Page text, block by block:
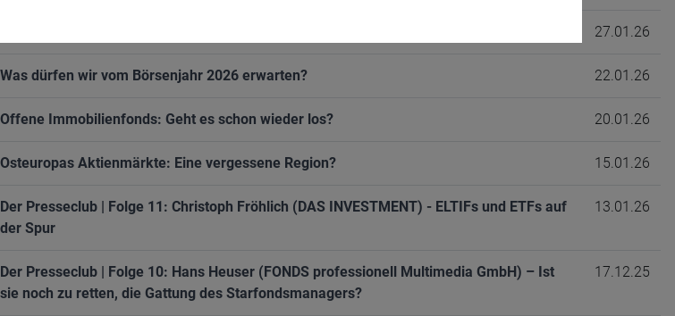
27.01.26
Was dürfen wir vom Börsenjahr 2026 erwarten? 22.01.26
Offene Immobilienfonds: Geht es schon wieder los? 20.01.26
Osteuropas Aktienmärkte: Eine vergessene Region? 15.01.26
Der Presseclub | Folge 11: Christoph Fröhlich (DAS INVESTMENT) - ELTIFs und ETFs auf
der Spur
13.01.26
Der Presseclub | Folge 10: Hans Heuser (FONDS professionell Multimedia GmbH) – Ist
sie noch zu retten, die Gattung des Starfondsmanagers?
17.12.25